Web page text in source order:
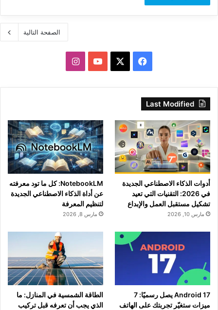
الصفحة التالية
فيسبوك ‫YouTubeانستقرام
Last Modified
أدوات الذكاء الاصطناعي الجديدة
في 2026: التقنيات التي تعيد
تشكيل مستقبل العمل والإبداع
مارس 10, 2026
NotebookLM: كل ما تود معرفته
عن أداة الذكاء الاصطناعي الجديدة
لتنظيم المعرفة
مارس 8, 2026
Android 17 يصل رسميًا: 7
ميزات ستغيّر تجربتك على الهاتف
الطاقة الشمسية في المنازل: ما
الذي يجب أن تعرفه قبل تركيب